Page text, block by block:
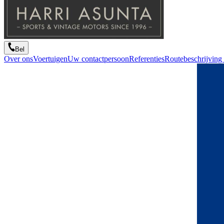
Bel
Over onsVoertuigenUw contactpersoonReferenties